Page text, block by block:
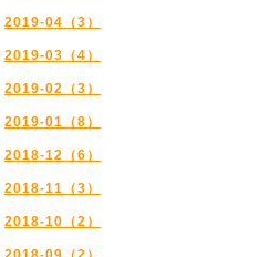
2019-04（3）
2019-03（4）
2019-02（3）
2019-01（8）
2018-12（6）
2018-11（3）
2018-10（2）